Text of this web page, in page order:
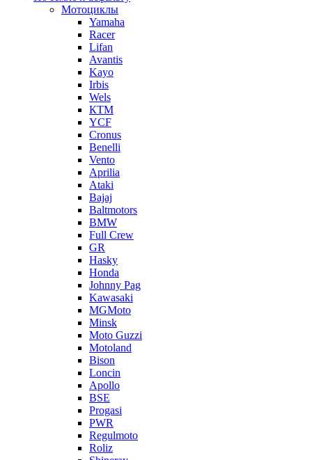
Мотоциклы
Yamaha
Racer
Lifan
Avantis
Kayo
Irbis
Wels
КТМ
YCF
Cronus
Benelli
Vento
Aprilia
Ataki
Bajaj
Baltmotors
BMW
Full Crew
GR
Hasky
Honda
Johnny Pag
Kawasaki
MGMoto
Minsk
Moto Guzzi
Motoland
Bison
Loncin
Apollo
BSE
Progasi
PWR
Regulmoto
Roliz